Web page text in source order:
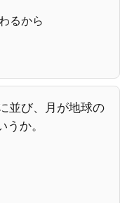
るから
並び、月が地球の
か。